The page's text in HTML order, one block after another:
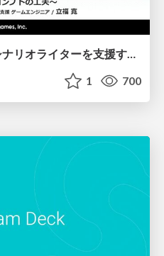
【CEDEC2026】ゲームシナリオライターを支援するAIツール開発の実践 ― 設計とプロンプトの工夫 ―
1 700